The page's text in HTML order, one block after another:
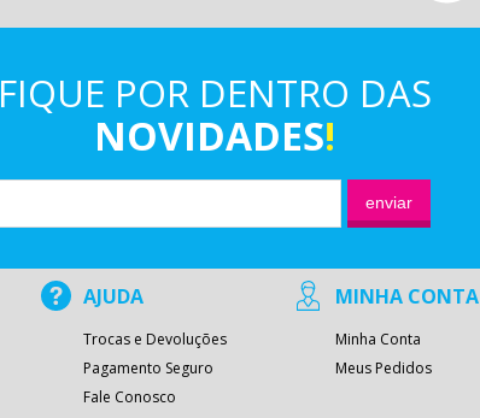
FIQUE POR DENTRO DAS
NOVIDADES!
enviar
AJUDA
Trocas e Devoluções
Pagamento Seguro
Fale Conosco
MINHA CONTA
Minha Conta
Meus Pedidos